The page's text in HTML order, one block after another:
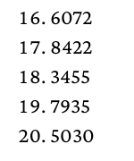
6072
8422
3455
7935
5030